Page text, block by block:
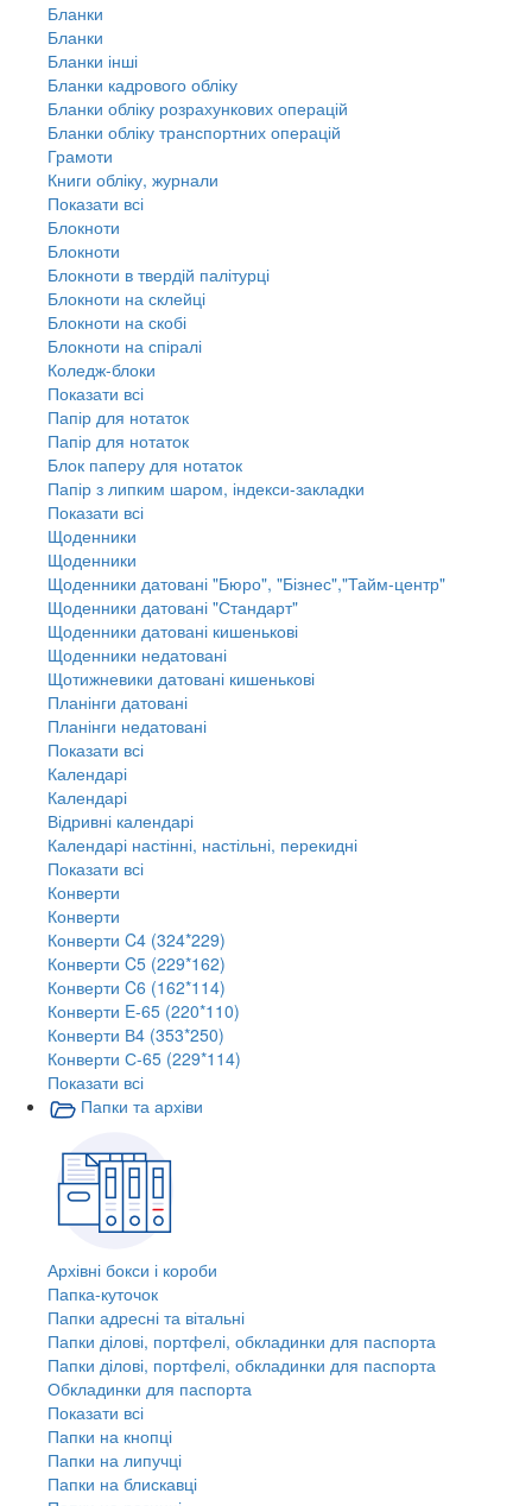
Бланки
Бланки
Бланки інші
Бланки кадрового обліку
Бланки обліку розрахункових операцій
Бланки обліку транспортних операцій
Грамоти
Книги обліку, журнали
Показати всі
Блокноти
Блокноти
Блокноти в твердій палітурці
Блокноти на склейці
Блокноти на скобі
Блокноти на спіралі
Коледж-блоки
Показати всі
Папір для нотаток
Папір для нотаток
Блок паперу для нотаток
Папір з липким шаром, індекси-закладки
Показати всі
Щоденники
Щоденники
Щоденники датовані "Бюро", "Бізнес","Тайм-центр"
Щоденники датовані "Стандарт"
Щоденники датовані кишенькові
Щоденники недатовані
Щотижневики датовані кишенькові
Планінги датовані
Планінги недатовані
Показати всі
Календарі
Календарі
Відривні календарі
Календарі настінні, настільні, перекидні
Показати всі
Конверти
Конверти
Конверти C4 (324*229)
Конверти C5 (229*162)
Конверти C6 (162*114)
Конверти E-65 (220*110)
Конверти В4 (353*250)
Конверти С-65 (229*114)
Показати всі
Папки та архіви
Архівні бокси і короби
Папка-куточок
Папки адресні та вітальні
Папки ділові, портфелі, обкладинки для паспорта
Папки ділові, портфелі, обкладинки для паспорта
Обкладинки для паспорта
Показати всі
Папки на кнопці
Папки на липучці
Папки на блискавці